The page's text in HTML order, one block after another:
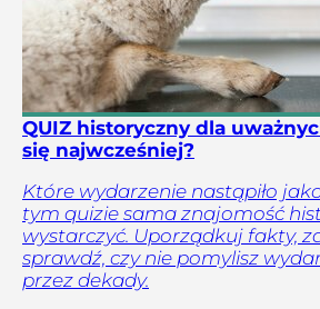
QUIZ historyczny dla
się najwcześniej?
Które wydarzenie nastąpiło
tym quizie sama znajomość
wystarczyć. Uporządkuj fakty,
sprawdź, czy nie pomylisz
przez dekady.